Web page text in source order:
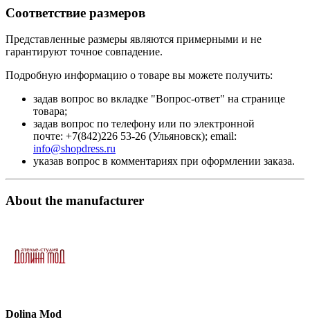
Соответствие размеров
Представленные размеры являются примерными и не
гарантируют точное совпадение.
Подробную информацию о товаре вы можете получить:
задав вопрос во вкладке "Вопрос-ответ" на странице
товара;
задав вопрос по телефону или по электронной
почте: +7(842)226 53-26 (Ульяновск); email:
info@shopdress.ru
указав вопрос в комментариях при оформлении заказа.
About the manufacturer
Dolina Mod